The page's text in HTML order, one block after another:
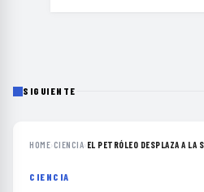
SIGUIENTE
HOME›CIENCIA› EL PETRÓLEO DESPLAZA A LA
CIENCIA